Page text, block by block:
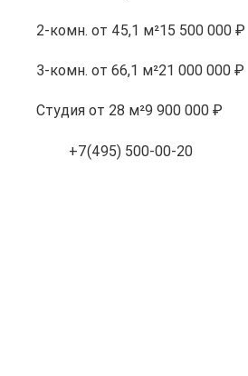
2-комн. от 45,1 м²15 500 000 ₽
3-комн. от 66,1 м²21 000 000 ₽
Студия от 28 м²9 900 000 ₽
+7(495) 500-00-20